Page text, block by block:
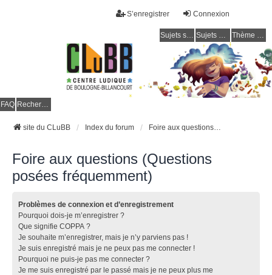
Connexion
S’enregistrer
Sujets sans réponse Sujets actifs Thème clair / foncé
FAQ Rechercher
site du CLuBB Index du forum Foire aux questions (Questions posées fréquemment)
Foire aux questions (Questions
posées fréquemment)
Problèmes de connexion et d’enregistrement
Pourquoi dois-je m’enregistrer ?
Que signifie COPPA ?
Je souhaite m’enregistrer, mais je n’y parviens pas !
Je suis enregistré mais je ne peux pas me connecter !
Pourquoi ne puis-je pas me connecter ?
Je me suis enregistré par le passé mais je ne peux plus me